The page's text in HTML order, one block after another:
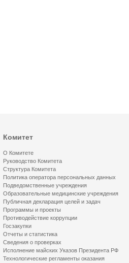
Комитет
О Комитете
Руководство Комитета
Структура Комитета
Политика оператора персональных данных
Подведомственные учреждения
Образовательные медицинские учреждения
Публичная декларация целей и задач
Программы и проекты
Противодействие коррупции
Госзакупки
Отчеты и статистика
Сведения о проверках
Исполнение майских Указов Президента РФ
Технологические регламенты оказания